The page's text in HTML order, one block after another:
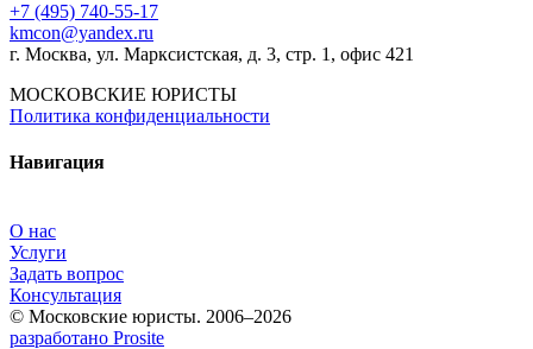
+7 (495) 740‑55‑17
kmcon@yandex.ru
г. Москва, ул. Марксистская, д. 3, стр. 1, офис 421
МОСКОВСКИЕ ЮРИСТЫ
Политика конфиденциальности
Навигация
О нас
Услуги
Задать вопрос
Консультация
© Московские юристы. 2006–2026
разработано Prosite